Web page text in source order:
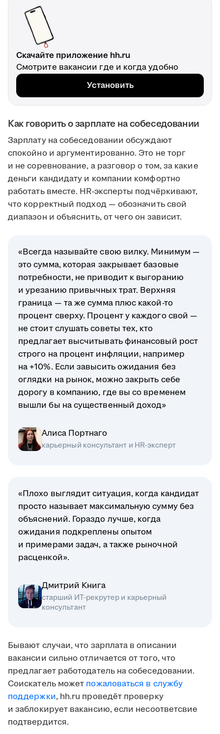
Скачайте приложение hh.ru
Смотрите вакансии где и когда удобно
Установить
Как говорить о зарплате на собеседовании
Зарплату на собеседовании обсуждают
спокойно и аргументированно. Это не торг
и не соревнование, а разговор о том, за какие
деньги кандидату и компании комфортно
работать вместе. HR-эксперты подчёркивают,
что корректный подход — обозначить свой
диапазон и объяснить, от чего он зависит.
«Всегда называйте свою вилку. Минимум —
это сумма, которая закрывает базовые
потребности, не приводит к выгоранию
и урезанию привычных трат. Верхняя
граница — та же сумма плюс какой-то
процент сверху. Процент у каждого свой —
не стоит слушать советы тех, кто
предлагает высчитывать финансовый рост
строго на процент инфляции, например
на +10%. Если завысить ожидания без
оглядки на рынок, можно закрыть себе
дорогу в компанию, где вы со временем
вышли бы на существенный доход»
Алиса Портнаго
карьерный консультант и HR-эксперт
«Плохо выглядит ситуация, когда кандидат
просто называет максимальную сумму без
объяснений. Гораздо лучше, когда
ожидания подкреплены опытом
и примерами задач, а также рыночной
расценкой».
Дмитрий Книга
старший ИТ-рекрутер и карьерный
консультант
Бывают случаи, что зарплата в описании
вакансии сильно отличается от того, что
предлагает работодатель на собеседовании.
Соискатель может пожаловаться в службу
поддержки, hh.ru проведёт проверку
и заблокирует вакансию, если несоответсвие
подтвердится.